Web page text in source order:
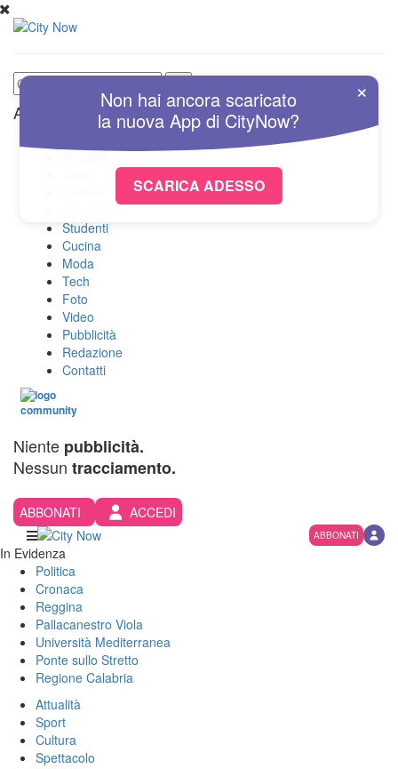
Altre Sezioni
Attualità
Spettacolo
Studenti
Cucina
Moda
Tech
Foto
Video
Pubblicità
Redazione
Contatti
Niente pubblicità.
Nessun tracciamento.
ABBONATI ACCEDI
ABBONATI
In Evidenza
Politica
Cronaca
Reggina
Pallacanestro Viola
Università Mediterranea
Ponte sullo Stretto
Regione Calabria
Attualità
Sport
Cultura
Spettacolo
×
Non hai ancora scaricato
la nuovaApp di CityNow?
SCARICA ADESSO